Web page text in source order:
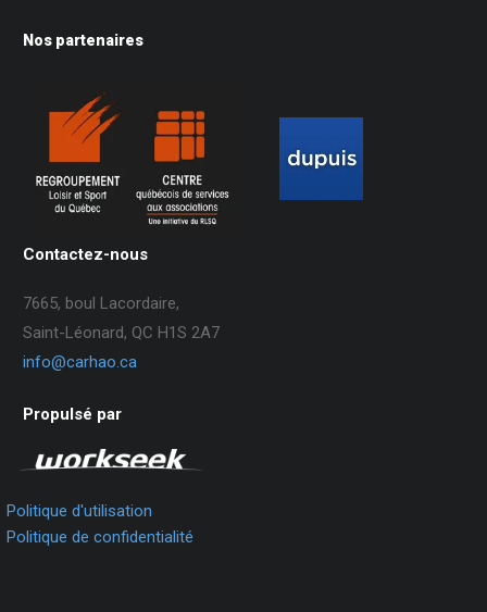
Nos partenaires
Contactez-nous
7665, boul Lacordaire,
Saint-Léonard, QC H1S 2A7
info@carhao.ca
Propulsé par
Politique d'utilisation
Politique de confidentialité